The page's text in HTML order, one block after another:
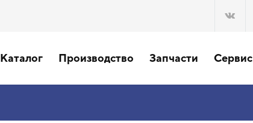
Каталог Производство Запчасти Сервис